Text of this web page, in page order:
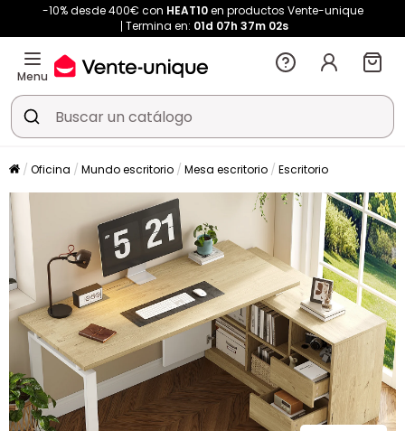
-10% desde 400€ con HEAT10en productos Vente-unique
Termina en: 01d 07h 37m 01s
Menu
Oficina Mundo escritorio Mesa escritorio Escritorio